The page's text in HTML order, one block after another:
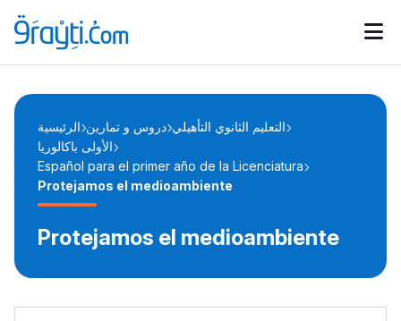
Catégories
d'actualités
Annonces bourses
الرئيسية دروس و تمارين التعليم الثانوي التأهيلي
الأولى باكالوريا
Español para el primer año de la Licenciatura
Protejamos el medioambiente
Protejamos el medioambiente